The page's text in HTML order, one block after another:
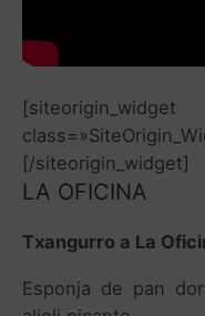
[siteorigin_widget
[/siteorigin_widget]
LA OFICINA
Txangurro a La
Esponja de pan